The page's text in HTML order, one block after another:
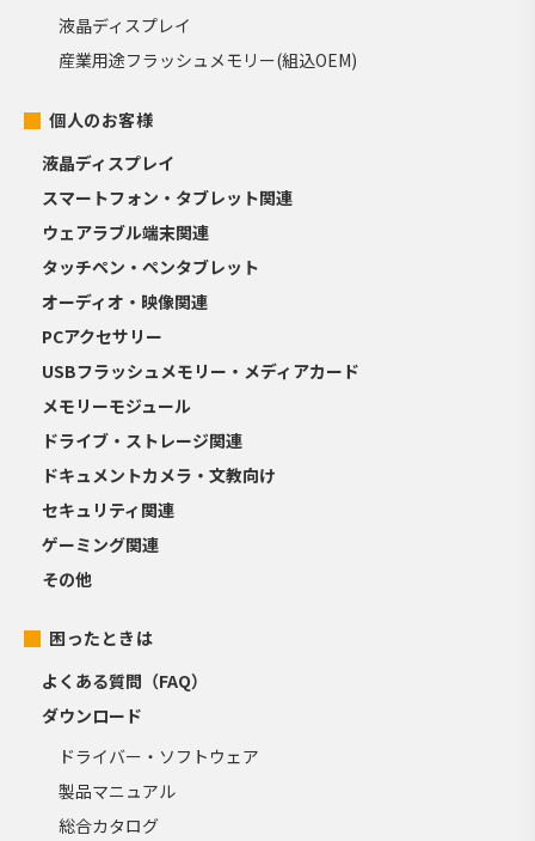
液晶ディスプレイ
産業用途フラッシュメモリー(組込OEM)
個人のお客様
液晶ディスプレイ
スマートフォン・タブレット関連
ウェアラブル端末関連
タッチペン・ペンタブレット
オーディオ・映像関連
PCアクセサリー
USBフラッシュメモリー・メディアカード
メモリーモジュール
ドライブ・ストレージ関連
ドキュメントカメラ・文教向け
セキュリティ関連
ゲーミング関連
その他
困ったときは
よくある質問（FAQ）
ダウンロード
ドライバー・ソフトウェア
製品マニュアル
総合カタログ